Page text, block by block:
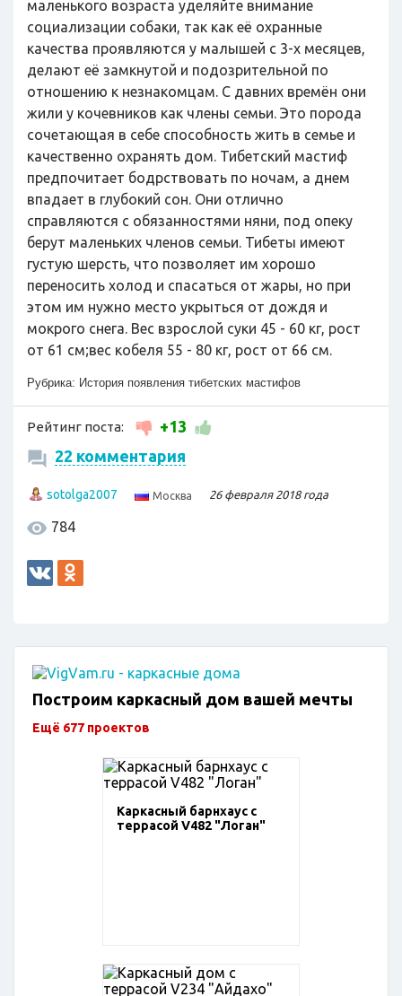
маленького возраста уделяйте внимание
социализации собаки, так как её охранные
качества проявляются у малышей с 3-х месяцев,
делают её замкнутой и подозрительной по
отношению к незнакомцам. С давних времён они
жили у кочевников как члены семьи. Это порода
сочетающая в себе способность жить в семье и
качественно охранять дом. Тибетский мастиф
предпочитает бодрствовать по ночам, а днем
впадает в глубокий сон. Они отлично
справляются с обязанностями няни, под опеку
берут маленьких членов семьи. Тибеты имеют
густую шерсть, что позволяет им хорошо
переносить холод и спасаться от жары, но при
этом им нужно место укрыться от дождя и
мокрого снега. Вес взрослой суки 45 - 60 кг, рост
от 61 см;вес кобеля 55 - 80 кг, рост от 66 см.
Рубрика: История появления тибетских мастифов
Рейтинг поста:
+13
22 комментария
sotolga2007 Москва 26 февраля 2018 года
784
Построим каркасный дом вашей мечты
Ещё 677 проектов
Каркасный барнхаус с
террасой V482 "Логан"